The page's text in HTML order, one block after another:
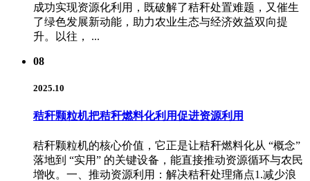
成功实现资源化利用，既破解了秸秆处置难题，又催生
了绿色发展新动能，助力农业生态与经济效益双向提
升。以往， ...
08
2025.10
秸秆颗粒机把秸秆燃料化利用促进资源利用
秸秆颗粒机的核心价值，它正是让秸秆燃料化从 “概念”
落地到 “实用” 的关键设备，能直接推动资源循环与农民
增收。一、推动资源利用：解决秸秆处理痛点1.减少浪